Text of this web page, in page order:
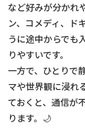
など好みが分かれ
ン、コメディ、ド
うに途中からでも
りやすいです。
一方で、ひとりで
マや世界観に浸れ
ておくと、通信が
ります。🌙